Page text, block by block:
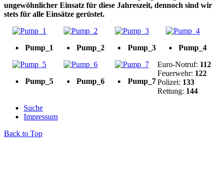
ungewöhnlicher Einsatz für diese Jahreszeit, dennoch sind wir
stets für alle Einsätze gerüstet.
Pump_1 Pump_2 Pump_3 Pump_4
Pump_5 Pump_6 Pump_7
Euro-Notruf: 112
Feuerwehr: 122
Polizei: 133
Rettung: 144
Suche
Impressum
Back to Top